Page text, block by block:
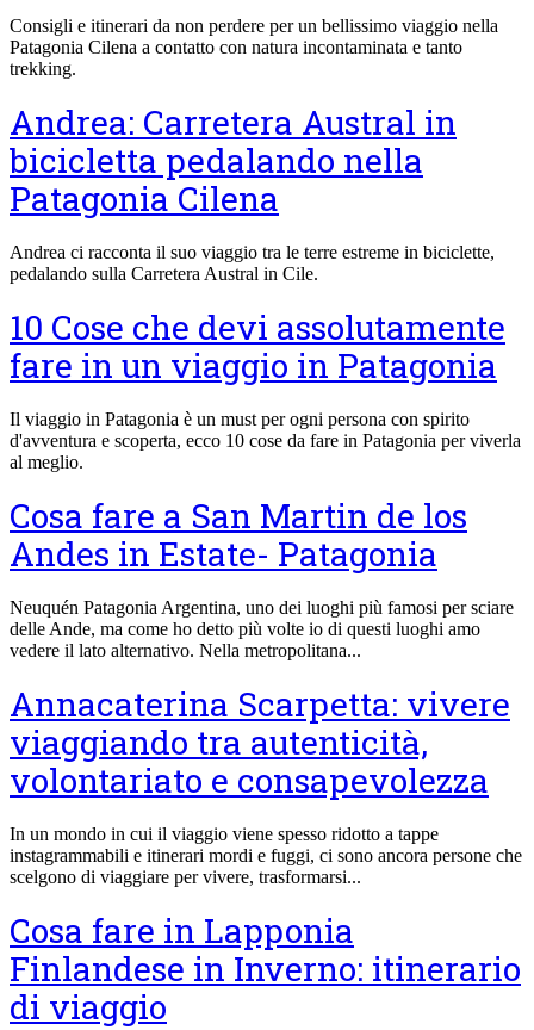
Consigli e itinerari da non perdere per un bellissimo viaggio nella
Patagonia Cilena a contatto con natura incontaminata e tanto
trekking.
Andrea: Carretera Austral in
bicicletta pedalando nella
Patagonia Cilena
Andrea ci racconta il suo viaggio tra le terre estreme in biciclette,
pedalando sulla Carretera Austral in Cile.
10 Cose che devi assolutamente
fare in un viaggio in Patagonia
Il viaggio in Patagonia è un must per ogni persona con spirito
d'avventura e scoperta, ecco 10 cose da fare in Patagonia per viverla
al meglio.
Cosa fare a San Martin de los
Andes in Estate- Patagonia
Neuquén Patagonia Argentina, uno dei luoghi più famosi per sciare
delle Ande, ma come ho detto più volte io di questi luoghi amo
vedere il lato alternativo. Nella metropolitana...
Annacaterina Scarpetta: vivere
viaggiando tra autenticità,
volontariato e consapevolezza
In un mondo in cui il viaggio viene spesso ridotto a tappe
instagrammabili e itinerari mordi e fuggi, ci sono ancora persone che
scelgono di viaggiare per vivere, trasformarsi...
Cosa fare in Lapponia
Finlandese in Inverno: itinerario
di viaggio